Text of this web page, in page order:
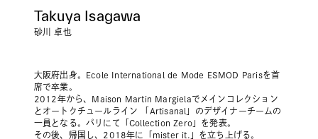
Takuya Isagawa
砂川 卓也
大阪府出身。Ecole International de Mode ESMOD Parisを首
席で卒業。
2012年から、Maison Martin Margielaでメインコレクション
とオートクチュールライン 「Artisanal」のデザイナーチームの
一員となる。パリにて「Collection Zero」を発表。
その後、帰国し、2018年に「mister it.」を立ち上げる。